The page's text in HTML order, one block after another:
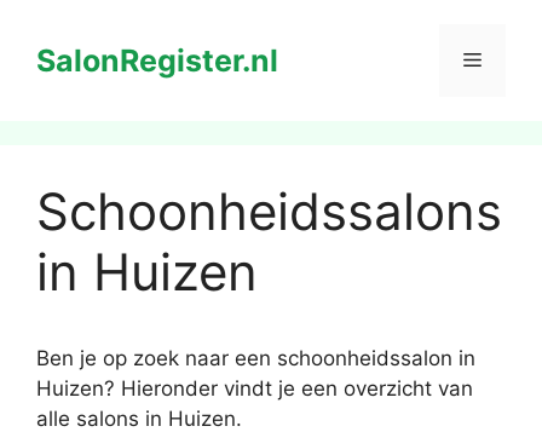
naarSalonRegister.nl Menu
Schoonheidssalons
in Huizen
Ben je op zoek naar een schoonheidssalon in
Huizen? Hieronder vindt je een overzicht van
alle salons in Huizen.